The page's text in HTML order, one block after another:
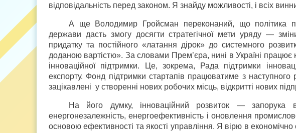
відповідальність перед законом. Я знайду можливості, і всіх
А ще Володимир Гройсман переконаний, що політика
держави дасть змогу досягти стратегічної мети уряду —
придатку та постійного «латання дірок» до системного
доданою вартістю». За словами Прем’єра, нині в Україні працює
інноваційної підтримки. Це, зокрема, Рада підтримки
експорту. Фонд підтримки стартапів працюватиме з наступного
зацікавлені у створенні нових робочих місць, відкритті нових
На його думку, інноваційний розвиток — запорука
енергонезалежність, енергоефективність і оновлення
основою ефективності та якості управління. Я вірю в